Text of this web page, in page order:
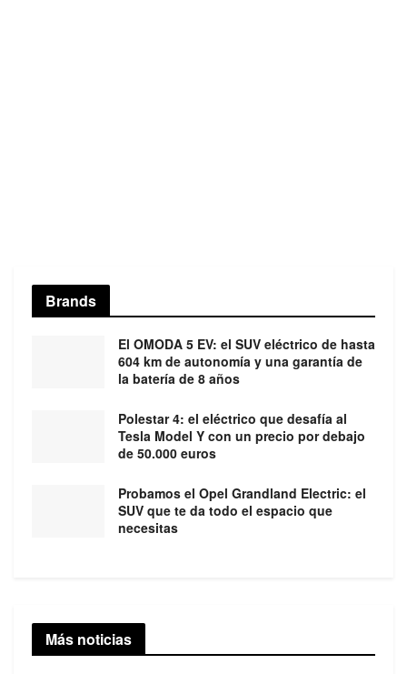
Brands
El OMODA 5 EV: el SUV eléctrico de hasta
604 km de autonomía y una garantía de
la batería de 8 años
Polestar 4: el eléctrico que desafía al
Tesla Model Y con un precio por debajo
de 50.000 euros
Probamos el Opel Grandland Electric: el
SUV que te da todo el espacio que
necesitas
Más noticias